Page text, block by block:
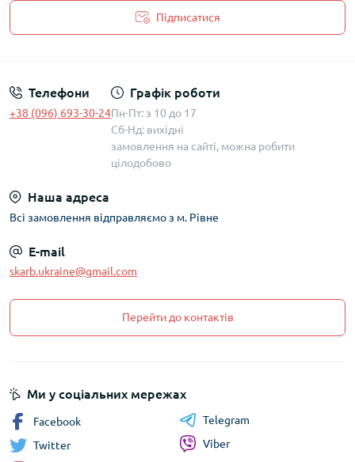
Підписатися
Телефони
+38 (096) 693-30-24
Графік роботи
Пн-Пт: з 10 до 17
Сб-Нд: вихідні
замовлення на сайті, можна робити
цілодобово
Наша адреса
Всі замовлення відправляємо з м. Рівне
E-mail
skarb.ukraine@gmail.com
Перейти до контактів
Ми у соціальних мережах
Facebook
Twitter
Telegram
Viber